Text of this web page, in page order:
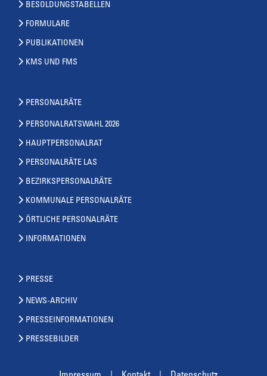
BESOLDUNGSTABELLEN
FORMULARE
PUBLIKATIONEN
KMS UND FMS
PERSONALRÄTE
PERSONALRATSWAHL 2026
HAUPTPERSONALRAT
PERSONALRÄTE LAS
BEZIRKSPERSONALRÄTE
KOMMUNALE PERSONALRÄTE
ÖRTLICHE PERSONALRÄTE
INFORMATIONEN
PRESSE
NEWS-ARCHIV
PRESSEINFORMATIONEN
PRESSEBILDER